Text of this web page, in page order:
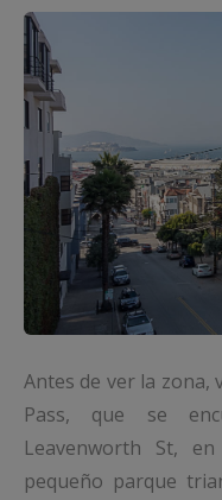
Antes de ver la zona,
Pass, que se
Leavenworth St,
pequeño parque